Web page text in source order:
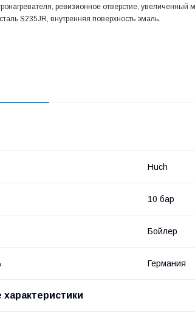
ревизионное отверстие,
S235JR, внутренняя поверхность эмаль.
Huch
10 бар
Бойлер
Германия